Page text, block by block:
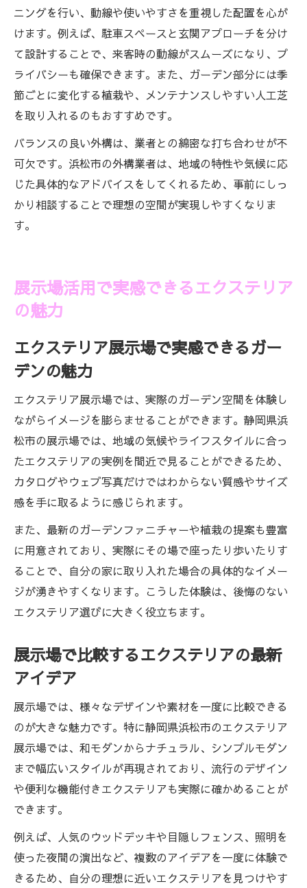
ニングを行い、動線や使いやすさを重視した配置を心が
けます。例えば、駐車スペースと玄関アプローチを分け
て設計することで、来客時の動線がスムーズになり、プ
ライバシーも確保できます。また、ガーデン部分には季
節ごとに変化する植栽や、メンテナンスしやすい人工芝
を取り入れるのもおすすめです。
バランスの良い外構は、業者との綿密な打ち合わせが不
可欠です。浜松市の外構業者は、地域の特性や気候に応
じた具体的なアドバイスをしてくれるため、事前にしっ
かり相談することで理想の空間が実現しやすくなりま
す。
展示場活用で実感できるエクステリア
の魅力
エクステリア展示場で実感できるガー
デンの魅力
エクステリア展示場では、実際のガーデン空間を体験し
ながらイメージを膨らませることができます。静岡県浜
松市の展示場では、地域の気候やライフスタイルに合っ
たエクステリアの実例を間近で見ることができるため、
カタログやウェブ写真だけではわからない質感やサイズ
感を手に取るように感じられます。
また、最新のガーデンファニチャーや植栽の提案も豊富
に用意されており、実際にその場で座ったり歩いたりす
ることで、自分の家に取り入れた場合の具体的なイメー
ジが湧きやすくなります。こうした体験は、後悔のない
エクステリア選びに大きく役立ちます。
展示場で比較するエクステリアの最新
アイデア
展示場では、様々なデザインや素材を一度に比較できる
のが大きな魅力です。特に静岡県浜松市のエクステリア
展示場では、和モダンからナチュラル、シンプルモダン
まで幅広いスタイルが再現されており、流行のデザイン
や便利な機能付きエクステリアも実際に確かめることが
できます。
例えば、人気のウッドデッキや目隠しフェンス、照明を
使った夜間の演出など、複数のアイデアを一度に体験で
きるため、自分の理想に近いエクステリアを見つけやす